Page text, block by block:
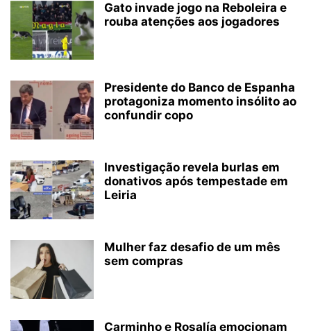
Gato invade jogo na Reboleira e
rouba atenções aos jogadores
Presidente do Banco de Espanha
protagoniza momento insólito ao
confundir copo
Investigação revela burlas em
donativos após tempestade em
Leiria
Mulher faz desafio de um mês
sem compras
Carminho e Rosalía emocionam